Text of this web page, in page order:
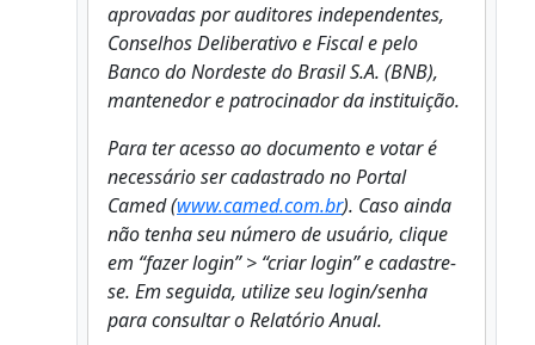
aprovadas por auditores independentes,
Conselhos Deliberativo e Fiscal e pelo
Banco do Nordeste do Brasil S.A. (BNB),
mantenedor e patrocinador da instituição.
Para ter acesso ao documento e votar é
necessário ser cadastrado no Portal
Camed (www.camed.com.br). Caso ainda
não tenha seu número de usuário, clique
em “fazer login” > “criar login” e cadastre-
se. Em seguida, utilize seu login/senha
para consultar o Relatório Anual.